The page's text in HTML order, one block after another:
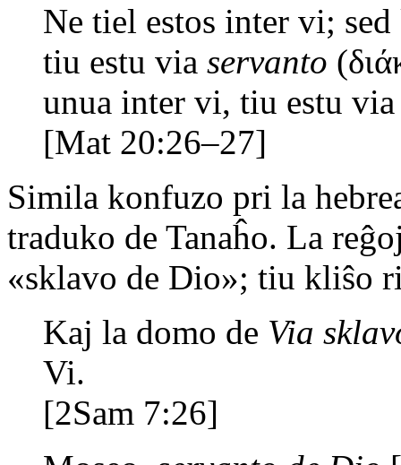
Ne tiel estos inter vi;
tiu estu via servanto
unua inter vi, tiu estu
[Mat 20:26–27]
Simila konfuzo pri la
traduko de Tanaĥo. La
«sklavo de Dio»; tiu kliŝo
Kaj la domo de Via
Vi.
[2Sam 7:26]